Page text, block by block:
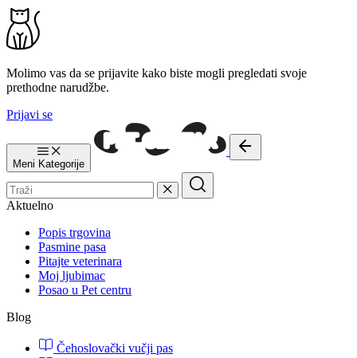
Molimo vas da se prijavite kako biste mogli pregledati svoje
prethodne narudžbe.
Prijavi se
Meni Kategorije
Aktuelno
Popis trgovina
Pasmine pasa
Pitajte veterinara
Moj ljubimac
Posao u Pet centru
Blog
Čehoslovački vučji pas